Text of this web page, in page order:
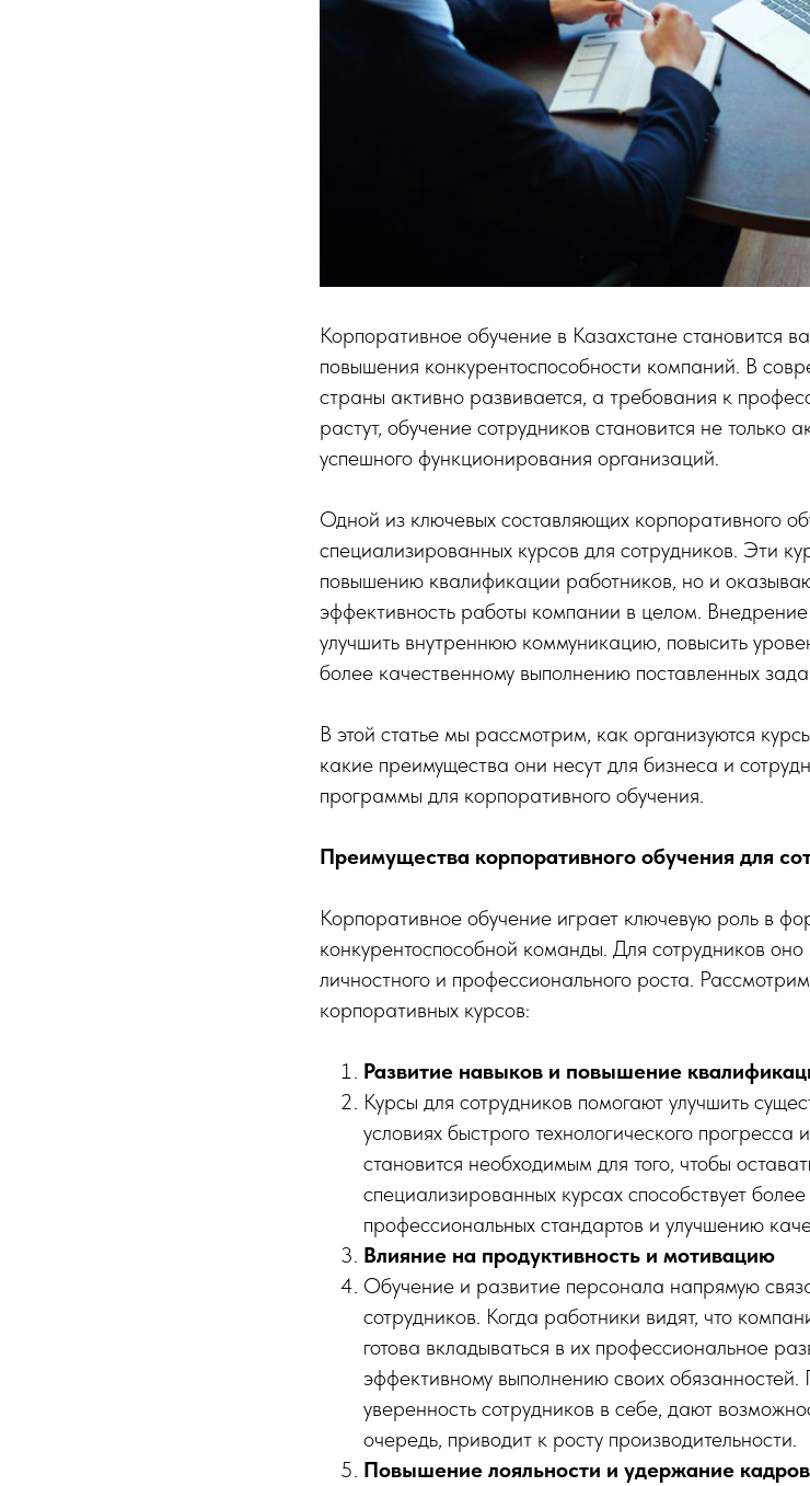
Корпоративное обучение в Казахстане становится
повышения конкурентоспособности компаний. В
страны активно развивается, а требования к
растут, обучение сотрудников становится не только
успешного функционирования организаций.
Одной из ключевых составляющих корпоративного
специализированных курсов для сотрудников. Эти
повышению квалификации работников, но и
эффективность работы компании в целом.
улучшить внутреннюю коммуникацию, повысить
более качественному выполнению поставленных
В этой статье мы рассмотрим, как организуются
какие преимущества они несут для бизнеса и
программы для корпоративного обучения.
Преимущества корпоративного обучения для
Корпоративное обучение играет ключевую роль в
конкурентоспособной команды. Для сотрудников
личностного и профессионального роста.
корпоративных курсов:
Развитие навыков и повышение
Курсы для сотрудников помогают улучшить
условиях быстрого технологического
становится необходимым для того, чтобы
специализированных курсах способствует
профессиональных стандартов и улучшению
Влияние на продуктивность и мотивацию
Обучение и развитие персонала напрямую
сотрудников. Когда работники видят, что
готова вкладываться в их профессиональное
эффективному выполнению своих
уверенность сотрудников в себе, дают
очередь, приводит к росту производительности.
Повышение лояльности и удержание кадров